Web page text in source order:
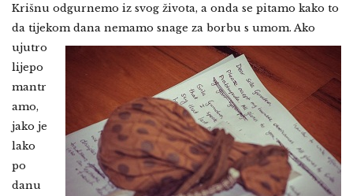
Krišnu odgurnemo iz svog života, a onda se pitamo kako to
da tijekom dana nemamo snage za borbu s umom. Ako
ujutro
lijepo
mantr
amo,
jako je
lako
po
danu